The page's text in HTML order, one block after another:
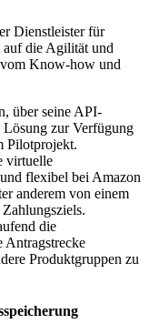
Dienstleister für
auf die Agilität und
Know-how und
über seine API-
zur Verfügung
Pilotprojekt.
virtuelle
flexibel bei Amazon
anderem von einem
die
Antragstrecke
Produktgruppen zu